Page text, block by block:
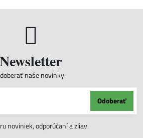
Newsletter
naše novinky:
Odoberať
noviniek, odporúčaní a zliav.